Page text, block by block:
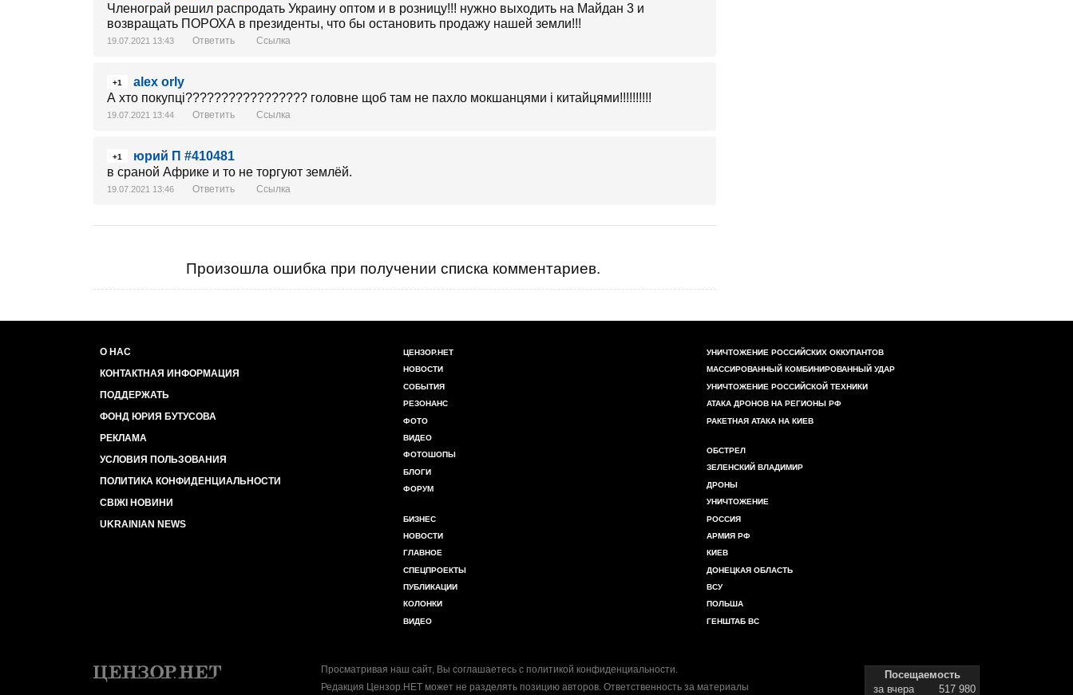
Членограй решил распродать Украину оптом и в розницу!!! нужно выходить на Майдан 3 и
возвращать ПОРОХА в президенты, что бы остановить продажу нашей земли!!!
19.07.2021 13:43 Ответить Ссылка
+1
alex orly
А хто покупці????????????????? головне щоб там не пахло мокшанцями і китайцями!!!!!!!!!!
19.07.2021 13:44 Ответить Ссылка
+1
юрий П #410481
в сраной Африке и то не торгуют землёй.
19.07.2021 13:46 Ответить Ссылка
Произошла ошибка при получении списка комментариев.
О НАС
КОНТАКТНАЯ ИНФОРМАЦИЯ
ПОДДЕРЖАТЬ
ФОНД ЮРИЯ БУТУСОВА
РЕКЛАМА
УСЛОВИЯ ПОЛЬЗОВАНИЯ
ПОЛИТИКА КОНФИДЕНЦИАЛЬНОСТИ
СВІЖІ НОВИНИ
UKRAINIAN NEWS
ЦЕНЗОР.НЕТ
НОВОСТИ
СОБЫТИЯ
РЕЗОНАНС
ФОТО
ВИДЕО
ФОТОШОПЫ
БЛОГИ
ФОРУМ
БИЗНЕС
НОВОСТИ
ГЛАВНОЕ
СПЕЦПРОЕКТЫ
ПУБЛИКАЦИИ
КОЛОНКИ
ВИДЕО
УНИЧТОЖЕНИЕ РОССИЙСКИХ ОККУПАНТОВ
МАССИРОВАННЫЙ КОМБИНИРОВАННЫЙ УДАР
УНИЧТОЖЕНИЕ РОССИЙСКОЙ ТЕХНИКИ
АТАКА ДРОНОВ НА РЕГИОНЫ РФ
РАКЕТНАЯ АТАКА НА КИЕВ
ОБСТРЕЛ
ЗЕЛЕНСКИЙ ВЛАДИМИР
ДРОНЫ
УНИЧТОЖЕНИЕ
РОССИЯ
АРМИЯ РФ
КИЕВ
ДОНЕЦКАЯ ОБЛАСТЬ
ВСУ
ПОЛЬША
ГЕНШТАБ ВС
Просматривая наш сайт, Вы соглашаетесь с политикой конфиденциальности.
Редакция Цензор.НЕТ может не разделять позицию авторов. Ответственность за материалы
Посещаемость
за вчера
517 980